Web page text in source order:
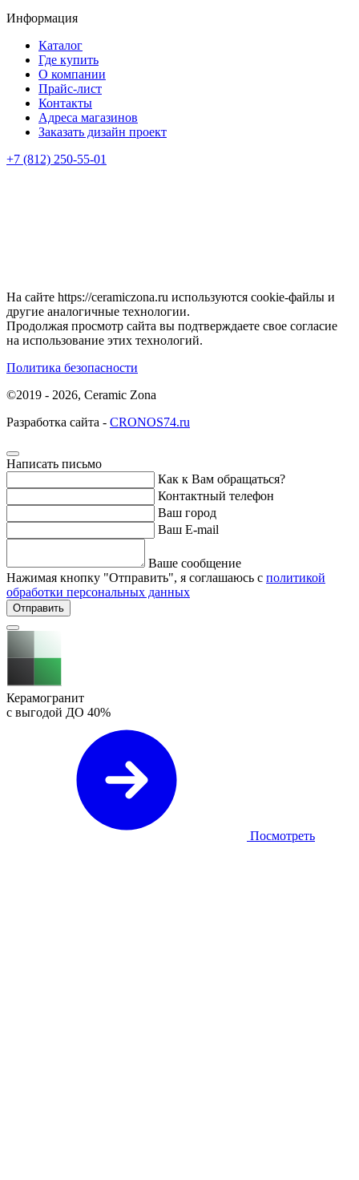
Информация
Каталог
Где купить
О компании
Прайс-лист
Контакты
Адреса магазинов
Заказать дизайн проект
+7 (812) 250-55-01
На сайте https://ceramiczona.ru используются coоkie-файлы и
другие аналогичные технологии.
Продолжая просмотр сайта вы подтверждаете свое согласие
на использование этих технологий.
Политика безопасности
©2019 - 2026, Ceramic Zona
Разработка сайта - CRONOS74.ru
Написать письмо
Как к Вам обращаться?
Контактный телефон
Ваш город
Ваш E-mail
Ваше сообщение
Нажимая кнопку "Отправить", я соглашаюсь с политикой
обработки персональных данных
Отправить
Керамогранит
с выгодой ДО 40%
Посмотреть